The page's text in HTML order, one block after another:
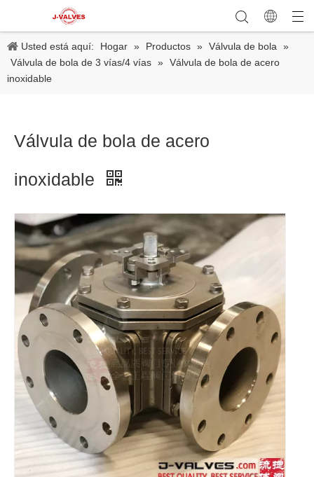
Usted está aquí: Hogar » Productos » Válvula de bola
»
Válvula de bola de 3 vías/4 vías » Válvula de bola de acero
inoxidable
Válvula de bola de acero
inoxidable